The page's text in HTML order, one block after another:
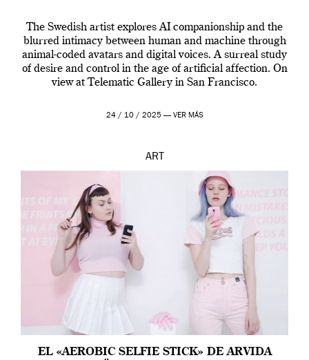
The Swedish artist explores AI companionship and the
blurred intimacy between human and machine through
animal-coded avatars and digital voices. A surreal study
of desire and control in the age of artificial affection. On
view at Telematic Gallery in San Francisco.
24 / 10 / 2025 — VER MÁS
ART
EL «AEROBIC SELFIE STICK» DE ARVIDA